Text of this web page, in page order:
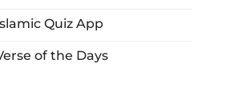
Quiz App
of the Days